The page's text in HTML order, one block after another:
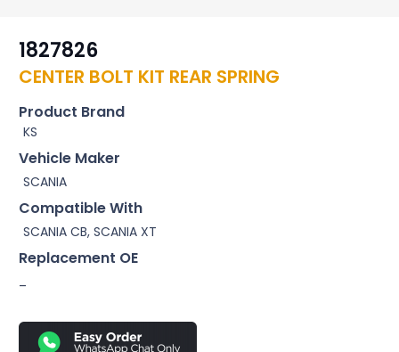
1827826
CENTER BOLT KIT REAR SPRING
Product Brand
KS
Vehicle Maker
SCANIA
Compatible With
SCANIA CB, SCANIA XT
Replacement OE
–